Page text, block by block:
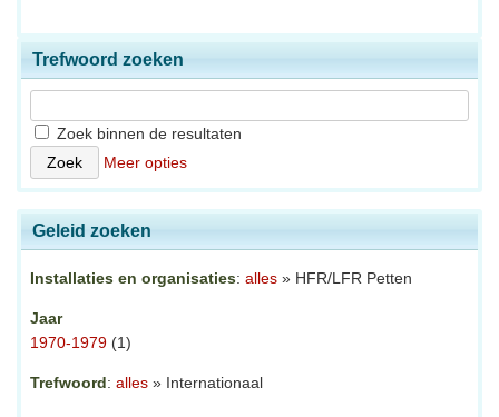
Trefwoord zoeken
Zoek binnen de resultaten
Meer opties
Geleid zoeken
Installaties en organisaties: alles » HFR/LFR Petten
Jaar
1970-1979 (1)
Trefwoord: alles » Internationaal